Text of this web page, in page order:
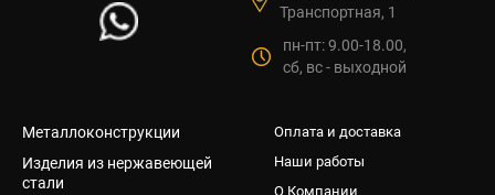
Металлоконструкции
Изделия из нержавеющей
стали
Оплата и доставка
Наши работы
О Компании
Транспортная, 1
пн-пт: 9.00-18.00,
сб, вс - выходной